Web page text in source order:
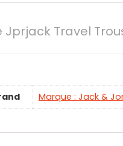
Travel
Marque : Jack &